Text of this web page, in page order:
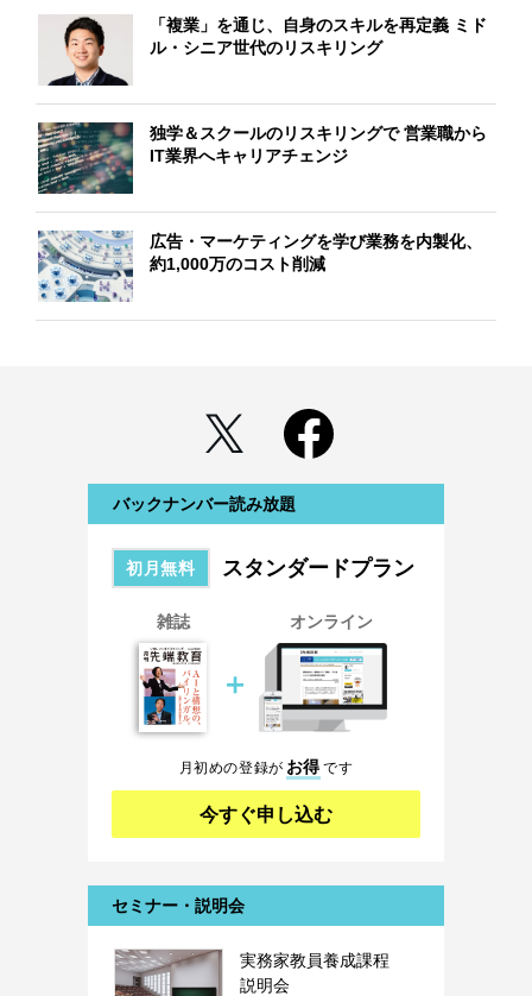
「複業」を通じ、自身のスキルを再定義 ミド
ル・シニア世代のリスキリング
独学＆スクールのリスキリングで 営業職から
IT業界へキャリアチェンジ
広告・マーケティングを学び業務を内製化、
約1,000万のコスト削減
バックナンバー読み放題
初月無料 スタンダードプラン
雑誌
＋
オンライン
月初めの登録が お得です
今すぐ申し込む
セミナー・説明会
実務家教員養成課程
説明会